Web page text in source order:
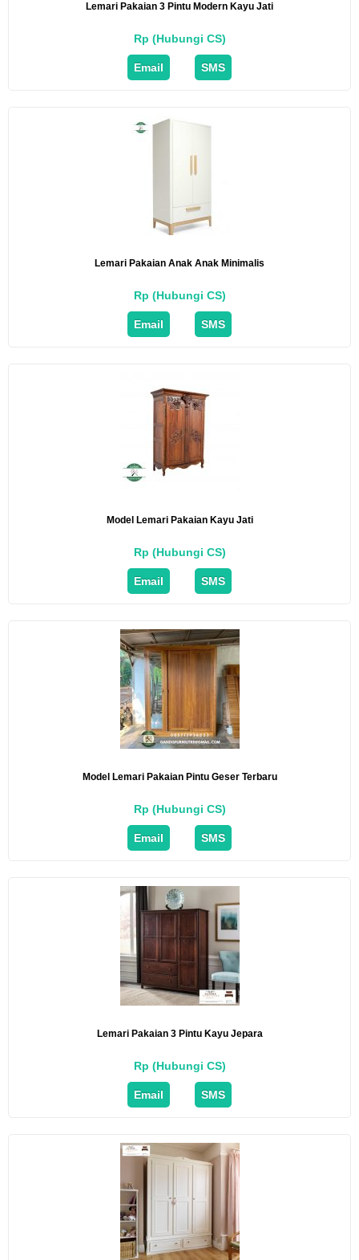
Lemari Pakaian 3 Pintu Modern Kayu Jati
Rp (Hubungi CS)
Email SMS
Lemari Pakaian Anak Anak Minimalis
Rp (Hubungi CS)
Email SMS
Model Lemari Pakaian Kayu Jati
Rp (Hubungi CS)
Email SMS
Model Lemari Pakaian Pintu Geser Terbaru
Rp (Hubungi CS)
Email SMS
Lemari Pakaian 3 Pintu Kayu Jepara
Rp (Hubungi CS)
Email SMS